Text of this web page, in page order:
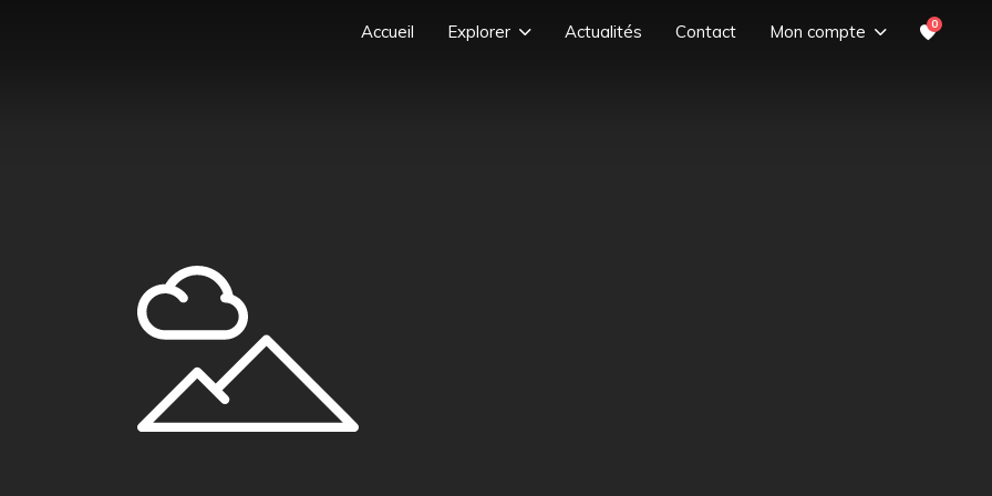
Accueil Explorer Actualités Contact Mon compte 0